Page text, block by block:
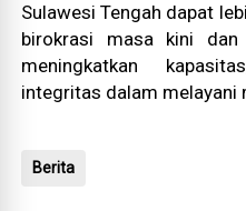
Sulawesi Tengah dapat
birokrasi masa kini
meningkatkan
integritas dalam melayani
Berita